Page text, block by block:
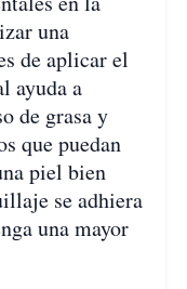
una
de aplicar el
ayuda a
de grasa y
que puedan
piel bien
se adhiera
una mayor